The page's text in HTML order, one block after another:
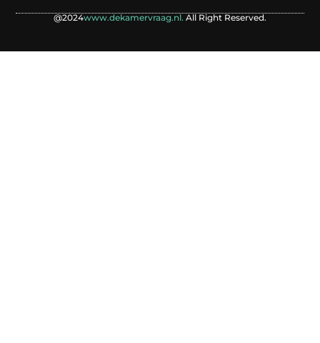
@2024www.dekamervraag.nl. All Right Reserved.